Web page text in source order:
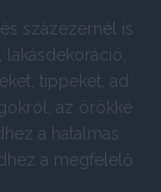
százezernél is
tippeket, ad
az örökké
a hatalmas
a megfelelő